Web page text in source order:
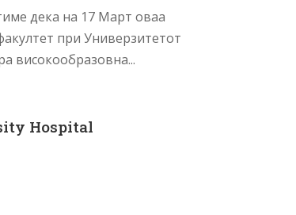
дека на 17 Март оваа
при Универзитетот
високообразовна...
Hospital